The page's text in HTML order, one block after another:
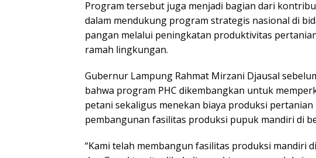
Program tersebut juga menjadi bagian dari
dalam mendukung program strategis nasional di
pangan melalui peningkatan produktivitas
ramah lingkungan.
Gubernur Lampung Rahmat Mirzani Djausal
bahwa program PHC dikembangkan untuk
petani sekaligus menekan biaya produksi pertanian
pembangunan fasilitas produksi pupuk mandiri di
“Kami telah membangun fasilitas produksi mandiri